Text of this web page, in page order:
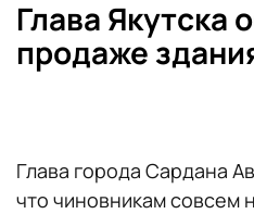
Глава Якутска
продаже
Глава города Сардана
что чиновникам совсем